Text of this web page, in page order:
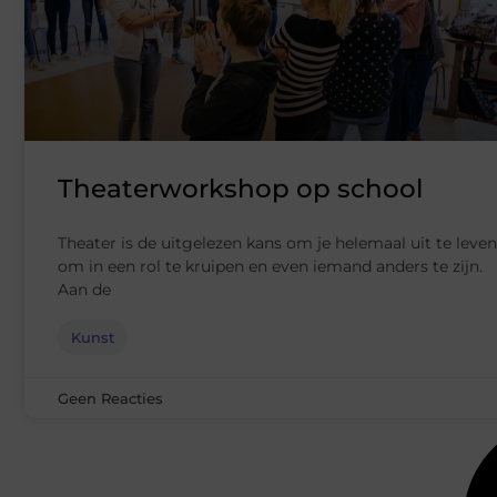
Theaterworkshop op school
Theater is de uitgelezen kans om je helemaal uit te
om in een rol te kruipen en even iemand anders te zijn.
Aan de
Kunst
Geen Reacties